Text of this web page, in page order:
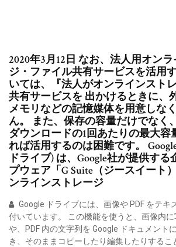
2020年3月12日 なお、法人用オン
ジ・ファイル共有サービスを活用
いては、『法人がオンラインスト
共有サービスを 出かけるときに、
メモリなどの記憶媒体を用意しな
ん。 また、保存の容量だけでなく
ダウンロードの1回あたりの最大容
れば活用するのは困難です。
ドライブ) は、Google社が提供す
プウェア「G Suite（ジースイート
ンラインストレージ
Google ドライブには、画像や PDF をテキ
付いています。 この機能を使うと、画像内
や、PDF 内の文字列を Google ドキュメント
き、そのままコピーしたり編集したりするこ